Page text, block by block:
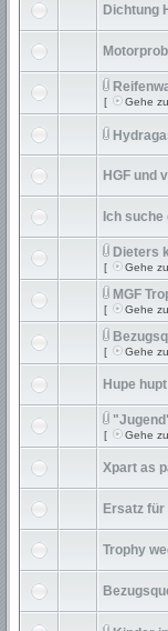
Dichtung
[ Gehe
HGF und
Ich
Dieters
[ Gehe
MGF
[ Gehe
[ Gehe
Hupe
[ Gehe
Xpart as
Ersatz
Trophy